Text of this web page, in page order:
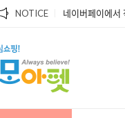
NOTICE
네이버페이에서
네이버페이에서
네이버페이에서